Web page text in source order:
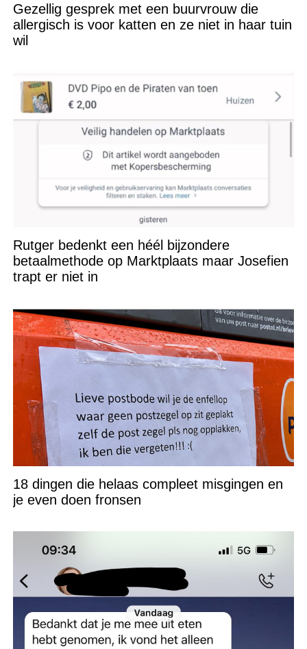
Gezellig gesprek met een buurvrouw die
allergisch is voor katten en ze niet in haar tuin
wil
Rutger bedenkt een héél bijzondere
betaalmethode op Marktplaats maar Josefien
trapt er niet in
18 dingen die helaas compleet misgingen en
je even doen fronsen